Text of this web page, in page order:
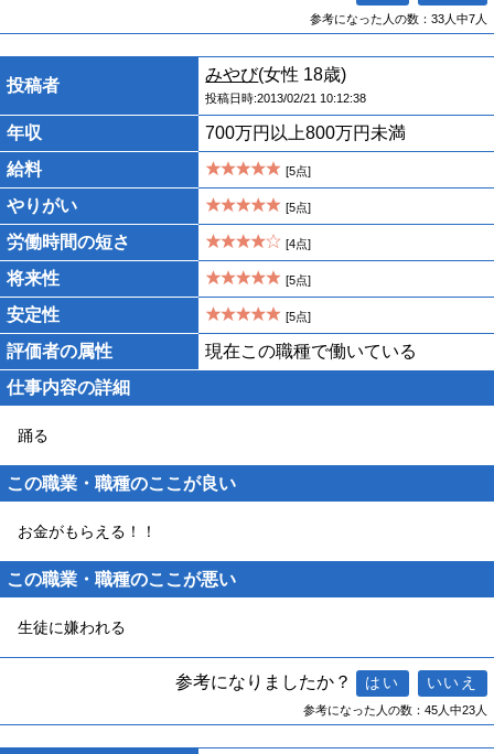
参考になった人の数：33人中7人
投稿者
みやび(女性 18歳)
投稿日時:2013/02/21 10:12:38
年収
700万円以上800万円未満
給料
[5点]
やりがい [5点]
労働時間の短さ [4点]
将来性 [5点]
安定性 [5点]
評価者の属性
現在この職種で働いている
仕事内容の詳細
踊る
この職業・職種のここが良い
お金がもらえる！！
この職業・職種のここが悪い
生徒に嫌われる
参考になりましたか？
参考になった人の数：45人中23人